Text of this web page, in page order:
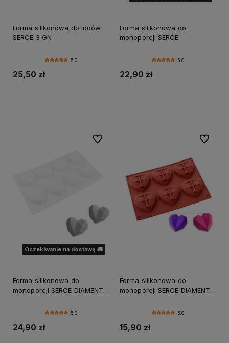
Forma silikonowa do lodów
SERCE 3 GN
5.0
25,50 zł
Forma silikonowa do
monoporcji SERCE
5.0
22,90 zł
Oczekiwanie na dostawę 🚚
Forma silikonowa do
monoporcji SERCE DIAMENT
5.0
24,90 zł
Do ulubionych
Forma silikonowa do
monoporcji SERCE DIAMENT
5.0
15,90 zł
Do